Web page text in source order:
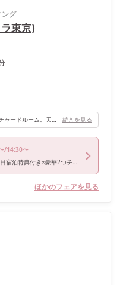
ング
東京)
新オークラの中で2番目に天井が高いオーチャードルーム。天井の高さと部屋全体の広さのバランスがとても素晴らしいです。天井には部屋のスケールに負けない大きく素敵なシャンデリアが飾られています。 オーチャードルームに入る導線の廊下にも大きなシャンデリアが飾られているので、ゲストとして来られる方々も入場前からワクワクして貰えていたと思います。 続きを見る
/14:30〜
【限定5組】5つ星ホテル2泊3日宿泊特典付き×豪華2つチャペル&コーディネート会場見学
ほかのフェアを見る